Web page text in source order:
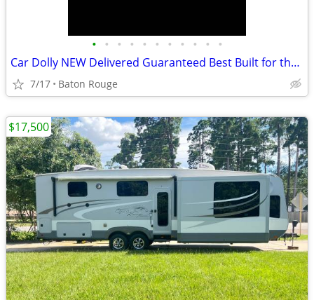
• • • • • • • • • • •
Car Dolly NEW Delivered Guaranteed Best Built for the Money in U.S.!
7/17 Baton Rouge
$17,500